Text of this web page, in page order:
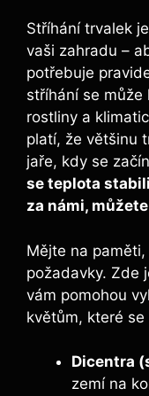
Stříhání trvalek
vaši zahradu –
potřebuje
stříhání se
rostliny a
platí, že většinu
jaře, kdy se
se teplota
za námi,
Mějte na
požadavky. Zde
vám pomohou
květům, které se
Dicentra
zemí na